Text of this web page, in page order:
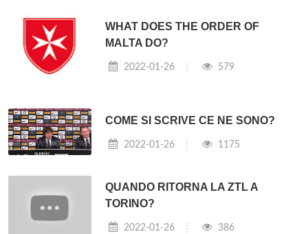
WHAT DOES THE ORDER OF
MALTA DO?
2022-01-26 579
COME SI SCRIVE CE NE SONO?
2022-01-26 1175
QUANDO RITORNA LA ZTL A
TORINO?
2022-01-26 386